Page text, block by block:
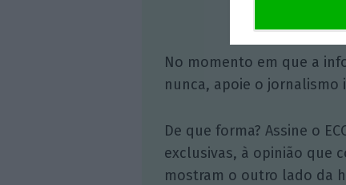
Assine
No momento em que a
nunca, apoie o jornalismo
De que forma? Assine o
exclusivas, à opinião que
mostram o outro lado da